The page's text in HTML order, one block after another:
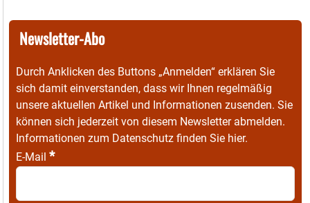
Newsletter-Abo
Durch Anklicken des Buttons „Anmelden“ erklären Sie
sich damit einverstanden, dass wir Ihnen regelmäßig
unsere aktuellen Artikel und Informationen zusenden. Sie
können sich jederzeit von diesem Newsletter abmelden.
Informationen zum Datenschutz finden Sie hier.
E-Mail *